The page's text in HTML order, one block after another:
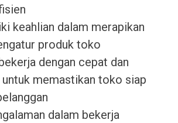
keahlian dalam merapikan
produk toko
dengan cepat dan
memastikan toko siap
dalam bekerja